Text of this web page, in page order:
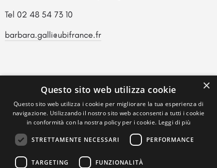
Tel 02 48 54 73 10
barbara.galli@ubifrance.fr
×
Questo sito web utilizza cookie
Questo sito web utilizza i cookie per migliorare la tua esperienza di
navigazione. Utilizzando il nostro sito web acconsenti a tutti i cookie
in conformità con la nostra policy per i cookie. Leggi di più
STRETTAMENTE NECESSARI PERFORMANCE
TARGETING FUNZIONALITÀ